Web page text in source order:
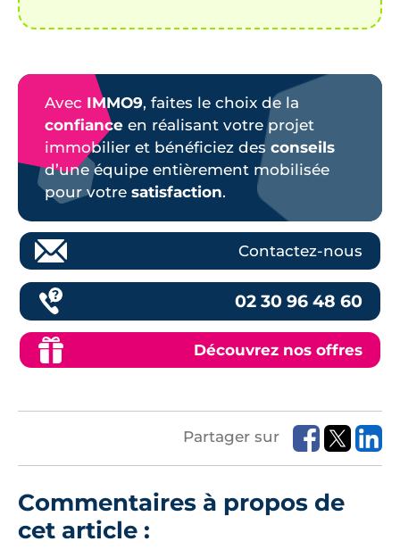
Avec IMMO9, faites le choix de la
confiance en réalisant votre projet
immobilier et bénéficiez des conseils
d’une équipe entièrement mobilisée
pour votre satisfaction.
Contactez-nous
02 30 96 48 60
Découvrez nos offres
Partager sur
Commentaires à propos de
cet article :